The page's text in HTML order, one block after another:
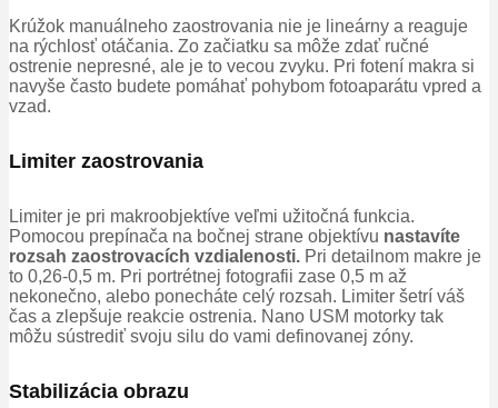
Krúžok manuálneho zaostrovania nie je lineárny a reaguje
na rýchlosť otáčania. Zo začiatku sa môže zdať ručné
ostrenie nepresné, ale je to vecou zvyku. Pri fotení makra si
navyše často budete pomáhať pohybom fotoaparátu vpred a
vzad.
Limiter zaostrovania
Limiter je pri makroobjektíve veľmi užitočná funkcia.
Pomocou prepínača na bočnej strane objektívu nastavíte
rozsah zaostrovacích vzdialenosti. Pri detailnom makre je
to 0,26-0,5 m. Pri portrétnej fotografii zase 0,5 m až
nekonečno, alebo ponecháte celý rozsah. Limiter šetrí váš
čas a zlepšuje reakcie ostrenia. Nano USM motorky tak
môžu sústrediť svoju silu do vami definovanej zóny.
Stabilizácia obrazu